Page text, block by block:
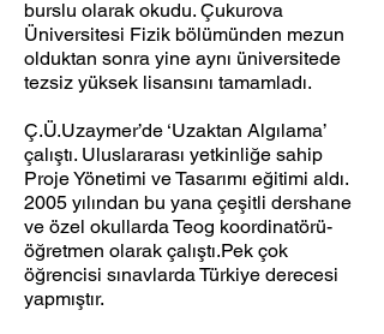
burslu olarak okudu. Çukurova
Üniversitesi Fizik bölümünden mezun
olduktan sonra yine aynı üniversitede
tezsiz yüksek lisansını tamamladı.
Ç.Ü.Uzaymer’de ‘Uzaktan Algılama’
çalıştı. Uluslararası yetkinliğe sahip
Proje Yönetimi ve Tasarımı eğitimi aldı.
2005 yılından bu yana çeşitli dershane
ve özel okullarda Teog koordinatörü-
öğretmen olarak çalıştı.Pek çok
öğrencisi sınavlarda Türkiye derecesi
yapmıştır.